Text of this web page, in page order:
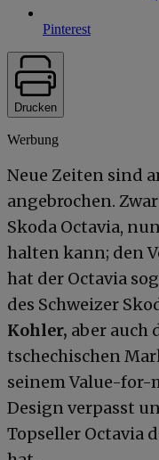
Pinterest
Drucken
Werbung
Neue Zeiten sind
angebrochen.
Skoda Octavia,
halten kann; den
hat der Octavia
des Schweizer
Kohler, aber auch
tschechischen
seinem Value-for-
Design verpasst
Topseller Octavia